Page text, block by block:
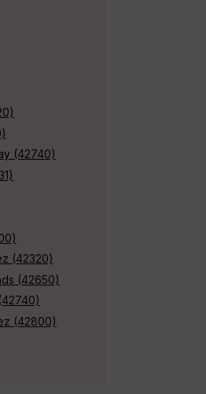
(42740)
(42320)
(42650)
(42800)